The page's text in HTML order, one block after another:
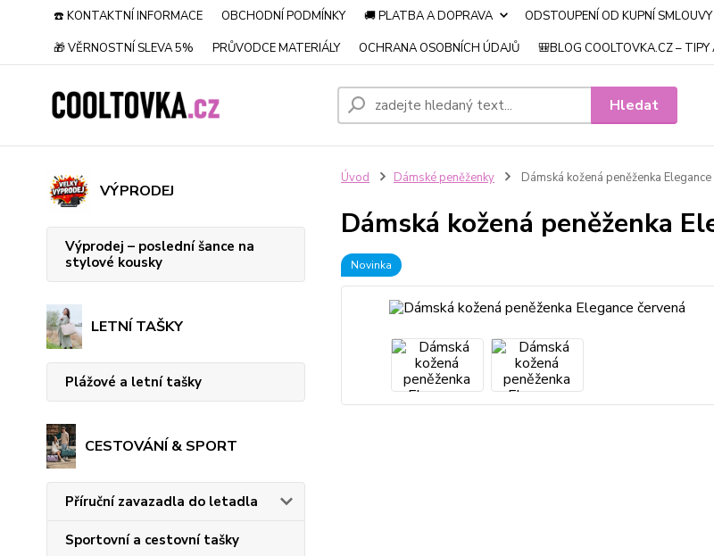
☎️ KONTAKTNÍ INFORMACE OBCHODNÍ PODMÍNKY 🚚 PLATBA A DOPRAVA ODSTOUPENÍ OD KUPNÍ SMLOUVY
🎁 VĚRNOSTNÍ SLEVA 5%
PRŮVODCE MATERIÁLY OCHRANA OSOBNÍCH ÚDAJŮ 🎒BLOG COOLTOVKA.CZ – TIPY
Hledat
VÝPRODEJ
Výprodej – poslední šance na
stylové kousky
LETNÍ TAŠKY
Plážové a letní tašky
CESTOVÁNÍ & SPORT
Příruční zavazadla do letadla
Sportovní a cestovní tašky
Úvod Dámské peněženky Dámská kožená peněženka
Dámská kožená peněženka
Novinka